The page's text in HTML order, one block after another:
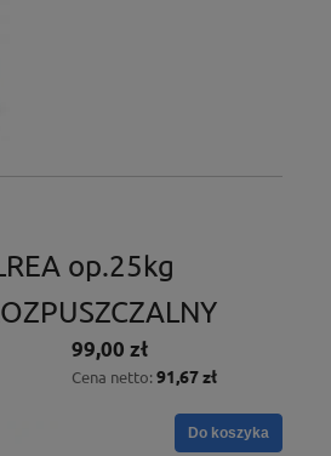
op.25kg
99,00 zł
Cena netto: 91,67 zł
Do koszyka